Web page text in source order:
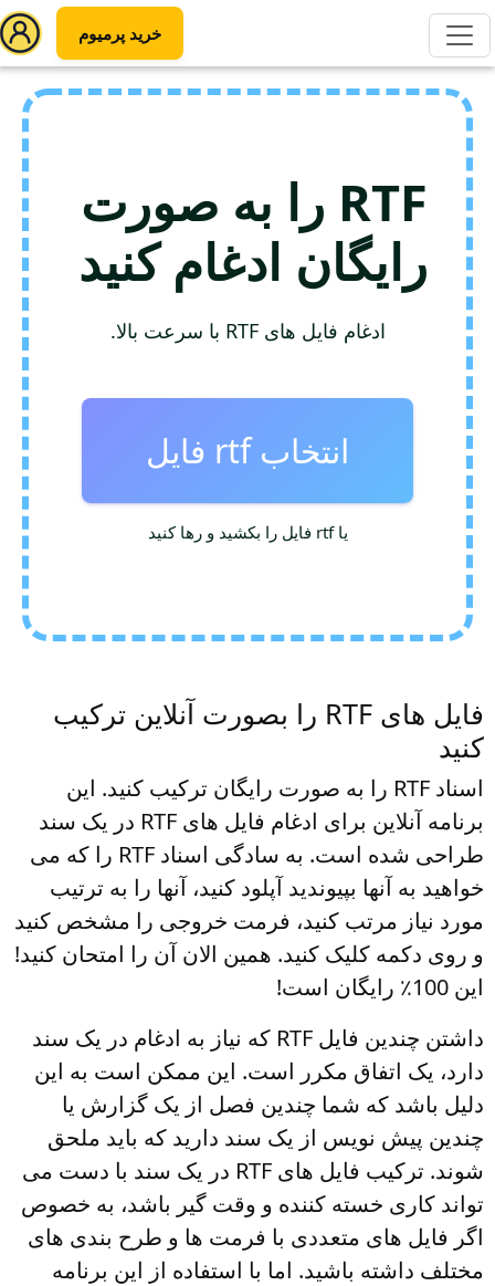
خرید پرمیوم
RTF را به صورت
رایگان ادغام کنید
ادغام فایل های RTF با سرعت بالا.
انتخاب rtf فایل
یا rtf فایل را بکشید و رها کنید
فایل های RTF را بصورت آنلاین ترکیب
کنید
اسناد RTF را به صورت رایگان ترکیب کنید. این
برنامه آنلاین برای ادغام فایل های RTF در یک سند
طراحی شده است. به سادگی اسناد RTF را که می
خواهید به آنها بپیوندید آپلود کنید، آنها را به ترتیب
مورد نیاز مرتب کنید، فرمت خروجی را مشخص کنید
و روی دکمه کلیک کنید. همین الان آن را امتحان کنید!
این 100٪ رایگان است!
داشتن چندین فایل RTF که نیاز به ادغام در یک سند
دارد، یک اتفاق مکرر است. این ممکن است به این
دلیل باشد که شما چندین فصل از یک گزارش یا
چندین پیش نویس از یک سند دارید که باید ملحق
شوند. ترکیب فایل های RTF در یک سند با دست می
تواند کاری خسته کننده و وقت گیر باشد، به خصوص
اگر فایل های متعددی با فرمت ها و طرح بندی های
مختلف داشته باشید. اما با استفاده از این برنامه